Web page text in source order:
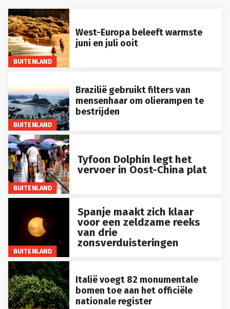
BUITENLAND
West-Europa beleeft warmste
juni en juli ooit
BUITENLAND
Brazilië gebruikt filters van
mensenhaar om olierampen te
bestrijden
BUITENLAND
Tyfoon Dolphin legt het
vervoer in Oost-China plat
BUITENLAND
Spanje maakt zich klaar
voor een zeldzame reeks
van drie
zonsverduisteringen
Italië voegt 82 monumentale
bomen toe aan het officiële
nationale register